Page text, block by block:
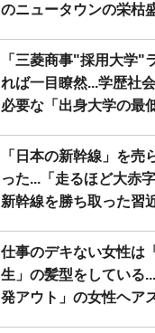
のニュータウンの栄枯
「三菱商事"採用大学"
れば一目瞭然...学歴社
必要な「出身大学の最
「日本の新幹線」を売
った...「走るほど大赤
新幹線を勝ち取った習
仕事のデキない女性は
生」の髪型をしている
発アウト」の女性ヘア